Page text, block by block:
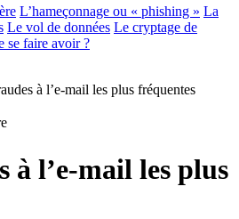
L’hameçonnage ou « phishing » La
Le vol de données Le cryptage de
se faire avoir ?
à l’e-mail les plus fréquentes
à l’e-mail les plus